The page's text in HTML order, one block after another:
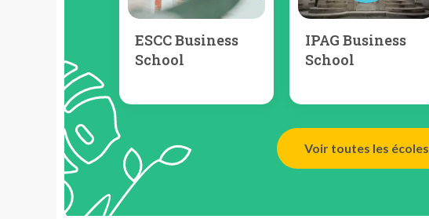
ESCC Business
School
IPAG Business
School
Voir toutes les écoles